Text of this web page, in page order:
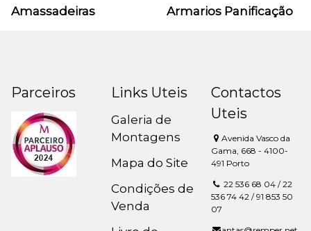
Amassadeiras Armarios Panificação
Parceiros Links Uteis
Galeria de
Montagens
Mapa do Site
Condições de
Venda
Contactos
Uteis
Avenida Vasco da
Gama, 668 - 4100-
491 Porto
22 536 68 04 / 22
536 74 42 / 91 853 50
07